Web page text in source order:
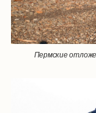
Пермские